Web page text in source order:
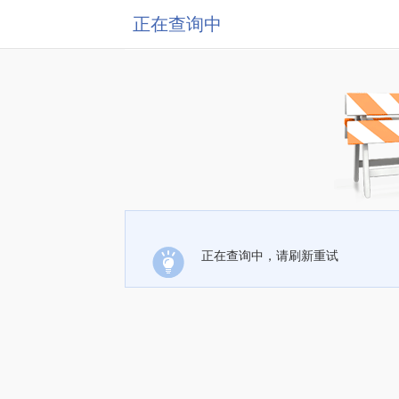
正在查询中
正在查询中，请刷新重试